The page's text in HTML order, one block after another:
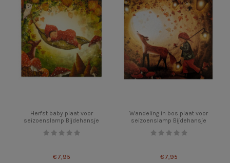
Herfst baby plaat voor
seizoenslamp Bijdehansje
€ 7,95
Wandeling in bos plaat voor
seizoenslamp Bijdehansje
€ 7,95